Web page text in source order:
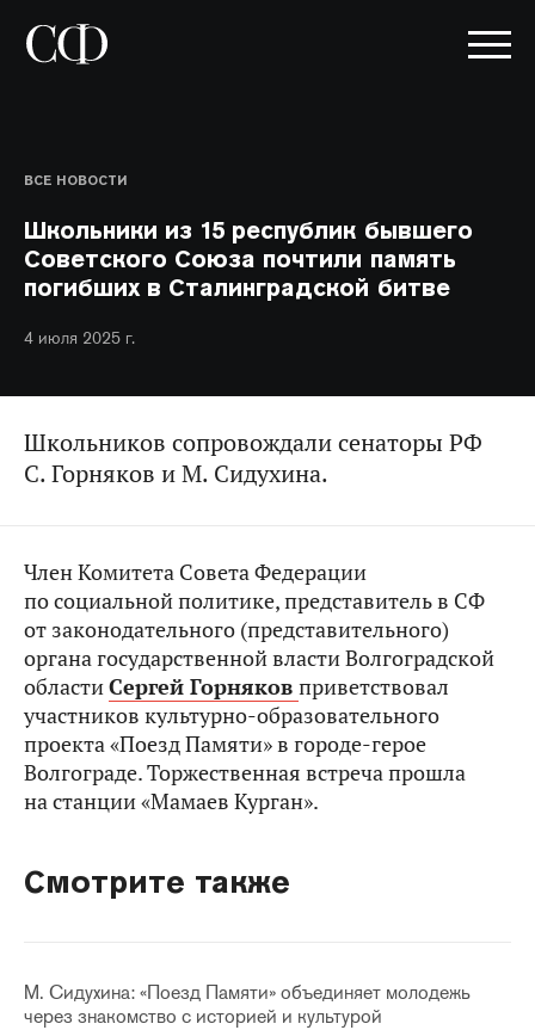
ВСЕ НОВОСТИ
Школьники из 15 республик бывшего
Советского Союза почтили память
погибших в Сталинградской битве
4 июля 2025 г.
Школьников сопровождали сенаторы РФ
С. Горняков и М. Сидухина.
Член Комитета Совета Федерации
по социальной политике, представитель в СФ
от законодательного (представительного)
органа государственной власти Волгоградской
областиСергей Горняков приветствовал
участников культурно-образовательного
проекта «Поезд Памяти» в городе-герое
Волгограде. Торжественная встреча прошла
на станции «Мамаев Курган».
Смотрите также
М. Сидухина: «Поезд Памяти» объединяет молодежь
через знакомство с историей и культурой